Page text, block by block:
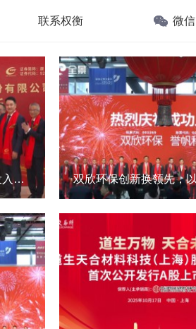
联系权衡 微信
康美特上市敲钟，持续高投入研发，营利双增，助力LED封装厂商